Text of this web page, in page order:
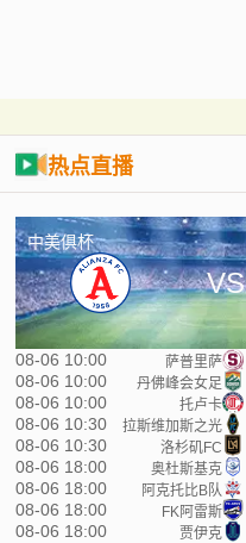
热点直播
中美俱杯
VS
08-06 10:00 萨普里萨
08-06 10:00 丹佛峰会女足
08-06 10:00 托卢卡
08-06 10:30 拉斯维加斯之光
08-06 10:30 洛杉矶FC
08-06 18:00 奥杜斯基克
08-06 18:00 阿克托比B队
08-06 18:00 FK阿雷斯
08-06 18:00 贾伊克